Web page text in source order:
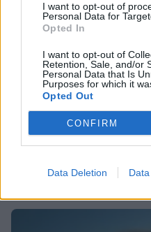
I want to opt-out of
Personal Data for
Opted In
I want to opt-out of
Retention, Sale, and/or
Personal Data that Is
Purposes for which it
Opted Out
CONFIRM
Data Deletion
SHOWBIZ
ενοχλητικοί μπορείτε να
SHOWBIZ
Τροχαίο ατύχημα για τον
ΟΛΕΣ ΟΙ